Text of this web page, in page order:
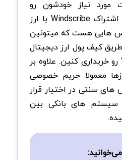
مورد نیاز خودشون رو
پرداخت کنن. پرداخت اشتراک Windscribe با ارز
هایی هست که میتونین
کیف پول ارز دیجیتال
خودتون، اشتراک VPN رو خریداری کنین. علاوه بر
معمولا حریم خصوصی
سنتی در اختیار قرار
سیستم های بانکی بین